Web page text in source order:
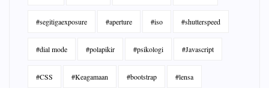
#segitigaexposure #aperture #iso #shutterspeed
#dial mode #polapikir #psikologi #Javascript
#CSS #Keagamaan #bootstrap #lensa